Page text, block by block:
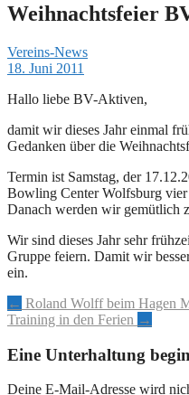
Weihnachtsfeier
Vereins-News
18. Juni 2011
Hallo liebe BV-Aktiven,
damit wir dieses Jahr einmal
Gedanken über die
Termin ist Samstag, der
Bowling Center Wolfsburg
Danach werden wir gemütlich
Wir sind dieses Jahr sehr
Gruppe feiern. Damit wir
ein.
Artikel-
Navigation
← Roland Wolff beim Hagen
Training in den Ferien →
Eine Unterhaltung
Deine E-Mail-Adresse wird